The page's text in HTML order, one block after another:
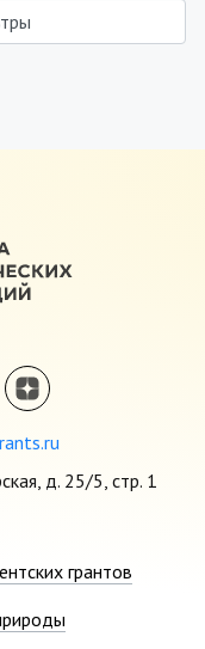
д. 25/5, стр. 1
грантов